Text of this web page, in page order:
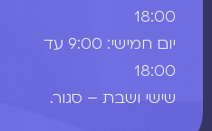
18:00
יום חמישי: 9:00 עד
18:00
שישי ושבת – סגור.